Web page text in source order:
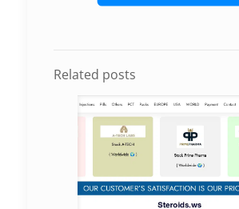
Related posts